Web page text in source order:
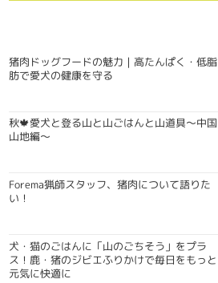
猪肉ドッグフードの魅力｜高たんぱく・低脂
肪で愛犬の健康を守る
秋🍁愛犬と登る山と山ごはんと山道具〜中国
山地編〜
Forema猟師スタッフ、猪肉について語りた
い！
犬・猫のごはんに「山のごちそう」をプラ
ス！鹿・猪のジビエふりかけで毎日をもっと
元気に快適に